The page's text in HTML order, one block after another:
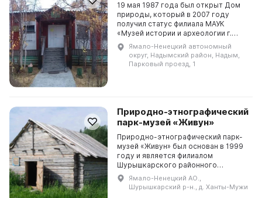
19 мая 1987 года был открыт Дом
природы, который в 2007 году
получил статус филиала МАУК
«Музей истории и археологии г.
Надыма». Он занимается хранением
культурных, исторических и
художественных ценно...
Ямало-Ненецкий автономный
округ, Надымский район, Надым,
Парковый проезд, 1
Природно-этнографический
парк-музей «Живун»
Природно-этнографический парк-
музей «Живун» был основан в 1999
году и является филиалом
Шурышкарского районного
историко-краеведческого
комплекса. Это особое звено
музеев Шурышкарского района,
Ямало-Ненецкий АО.,
Шурышкарский р-н., д. Ханты-Мужи